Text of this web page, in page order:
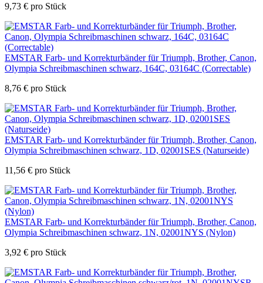
9,73 € pro Stück
EMSTAR Farb- und Korrekturbänder für Triumph, Brother, Canon,
Olympia Schreibmaschinen schwarz, 164C, 03164C (Correctable)
8,76 € pro Stück
EMSTAR Farb- und Korrekturbänder für Triumph, Brother, Canon,
Olympia Schreibmaschinen schwarz, 1D, 02001SES (Naturseide)
11,56 € pro Stück
EMSTAR Farb- und Korrekturbänder für Triumph, Brother, Canon,
Olympia Schreibmaschinen schwarz, 1N, 02001NYS (Nylon)
3,92 € pro Stück